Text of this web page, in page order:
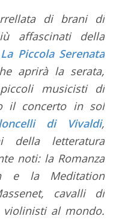
di brani di
affascinati della
La Piccola Serenata
aprirà la serata,
musicisti di
il concerto in sol
di Vivaldi,
della letteratura
noti: la Romanza
e la Meditation
cavalli di
al mondo.